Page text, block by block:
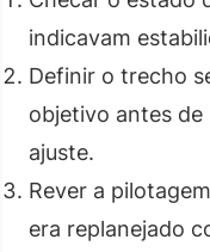
indicavam
Definir o trecho
objetivo antes de
ajuste.
Rever a
era replanejado